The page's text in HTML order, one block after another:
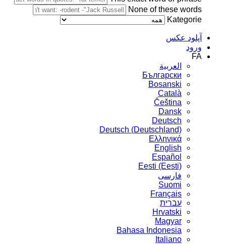
None of these words
Kategorie
آپلود عکس
ورود
FA
العربية
Български
Bosanski
Сatalà
Čeština
Dansk
Deutsch
Deutsch (Deutschland)
Ελληνικά
English
Español
Eesti (Eesti)
فارسی
Suomi
Français
עברית
Hrvatski
Magyar
Bahasa Indonesia
Italiano